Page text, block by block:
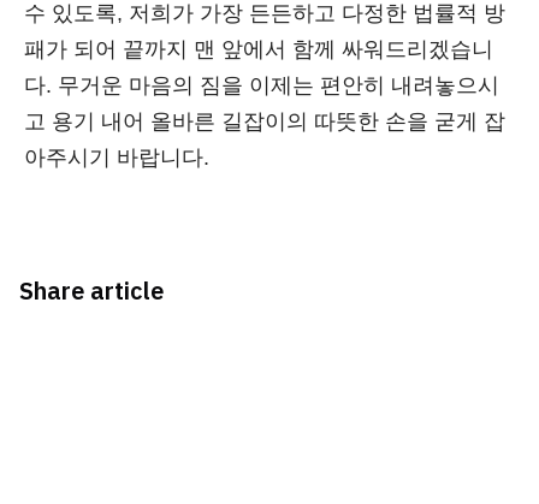
수 있도록, 저희가 가장 든든하고 다정한 법률적 방
패가 되어 끝까지 맨 앞에서 함께 싸워드리겠습니
다. 무거운 마음의 짐을 이제는 편안히 내려놓으시
고 용기 내어 올바른 길잡이의 따뜻한 손을 굳게 잡
아주시기 바랍니다.
Share article